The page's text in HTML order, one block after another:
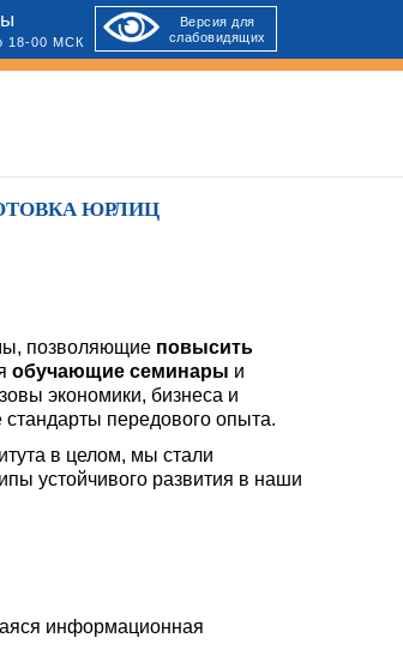
18-00 МСК
Версия для
слабовидящих
ЮРЛИЦ
позволяющие повысить
обучающие семинары и
экономики, бизнеса и
передового опыта.
в целом, мы стали
устойчивого развития в наши
информационная